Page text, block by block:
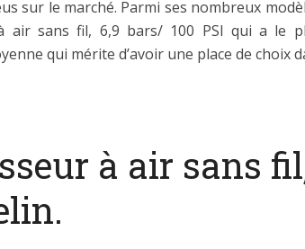
sur le marché. Parmi ses nombreux
air sans fil, 6,9 bars/ 100 PSI qui a le
qui mérite d’avoir une place de choix
à air sans